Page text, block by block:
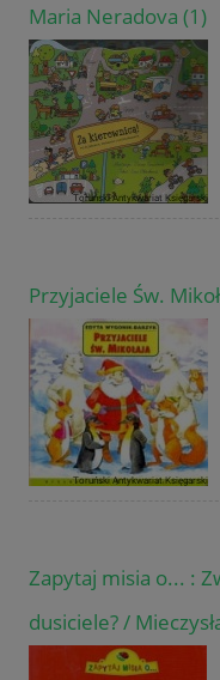
Maria Neradova (1)
Przyjaciele Św.
Zapytaj misia o... :
dusiciele? /